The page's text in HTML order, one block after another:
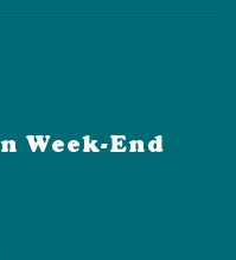
Week-End